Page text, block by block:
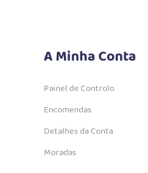
A Minha Conta
Painel de Controlo
Encomendas
Detalhes da Conta
Moradas